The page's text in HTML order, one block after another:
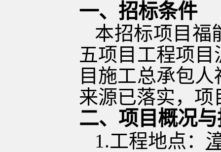
一、招标条件
本招标项目 福
五项目 工程项目
目施工总承包人
来源已落实，
二、项目概况
1.工程地点：